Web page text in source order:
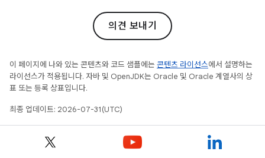
의견 보내기
이 페이지에 나와 있는 콘텐츠와 코드 샘플에는 콘텐츠 라이선스에서 설명하는
라이선스가 적용됩니다. 자바 및 OpenJDK는 Oracle 및 Oracle 계열사의 상
표 또는 등록 상표입니다.
최종 업데이트: 2026-07-31(UTC)